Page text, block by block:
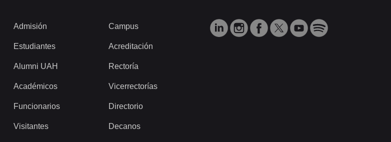
Admisión
Estudiantes
Alumni UAH
Académicos
Funcionarios
Visitantes
Campus
Acreditación
Rectoría
Vicerrectorías
Directorio
Decanos